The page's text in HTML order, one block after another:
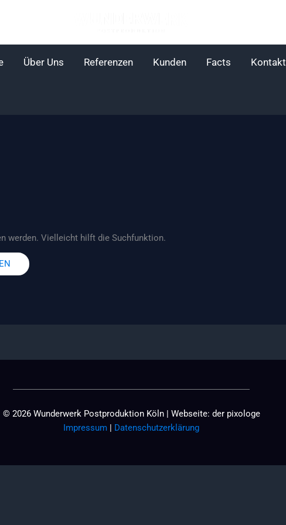
Über Uns Referenzen Kunden Facts Kontakt
werden. Vielleicht hilft die Suchfunktion.
© 2026 Wunderwerk Postproduktion Köln | Webseite: der pixologe
Impressum | Datenschutzerklärung